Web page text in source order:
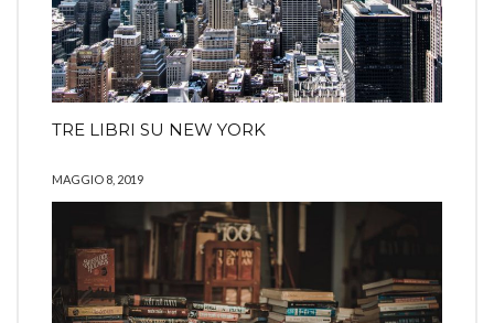
TRE LIBRI SU NEW YORK
MAGGIO 8, 2019